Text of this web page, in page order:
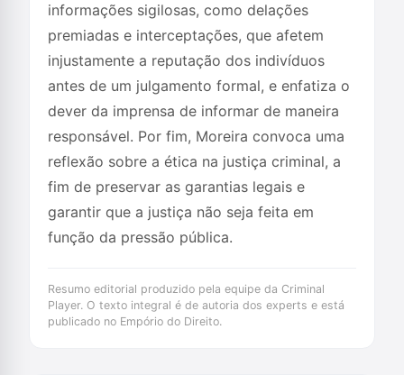
informações sigilosas, como delações
premiadas e interceptações, que afetem
injustamente a reputação dos indivíduos
antes de um julgamento formal, e enfatiza o
dever da imprensa de informar de maneira
responsável. Por fim, Moreira convoca uma
reflexão sobre a ética na justiça criminal, a
fim de preservar as garantias legais e
garantir que a justiça não seja feita em
função da pressão pública.
Resumo editorial produzido pela equipe da Criminal
Player. O texto integral é de autoria dos experts e está
publicado no Empório do Direito.